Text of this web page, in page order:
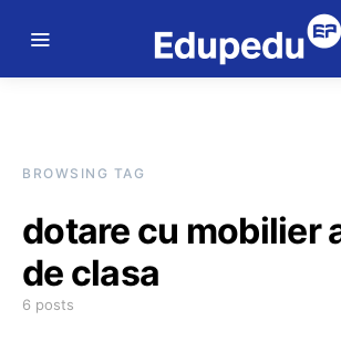
BROWSING TAG
dotare cu mobilier
de clasa
6 posts